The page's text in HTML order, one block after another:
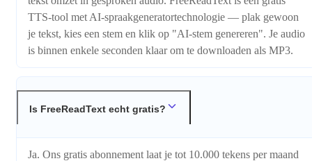
TTS-tool met AI-spraakgeneratortechnologie — plak gewoon
je tekst, kies een stem en klik op "AI-stem genereren". Je audio
is binnen enkele seconden klaar om te downloaden als MP3.
Is FreeReadText echt gratis?
Ja. Ons gratis abonnement laat je tot 10.000 tekens per maand